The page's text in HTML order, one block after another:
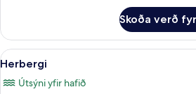
Skoða verð
Skoða
allar
myndir
5
Herbergi
Útsýni yfir hafið